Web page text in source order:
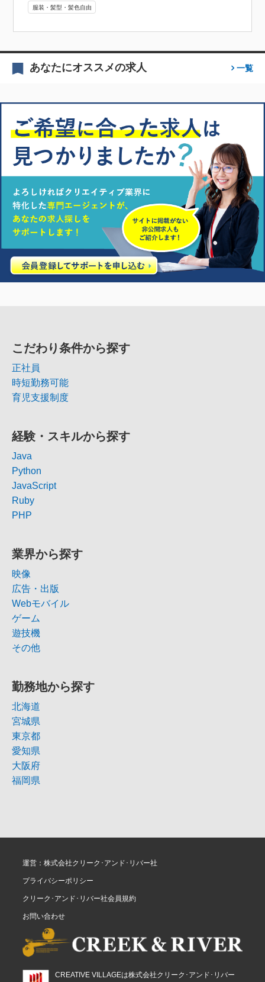
服装・髪型・髪色自由
あなたにオススメの求人 一覧
こだわり条件から探す
正社員
時短勤務可能
育児支援制度
経験・スキルから探す
Java
Python
JavaScript
Ruby
PHP
業界から探す
映像
広告・出版
Webモバイル
ゲーム
遊技機
その他
勤務地から探す
北海道
宮城県
東京都
愛知県
大阪府
福岡県
運営：株式会社クリーク･アンド･リバー社
プライバシーポリシー
クリーク･アンド･リバー社会員規約
お問い合わせ
CREATIVE VILLAGEは株式会社クリーク･アンド･リバー